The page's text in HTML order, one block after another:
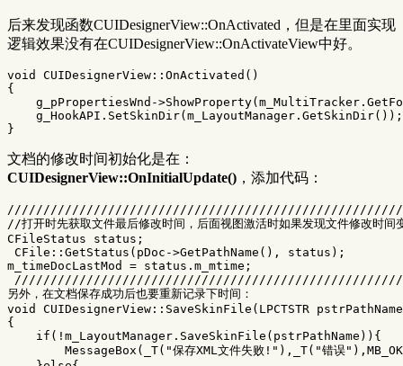
后来发现函数CUIDesignerView::OnActivated，但是在里面实现
逻辑效果没有在CUIDesignerView::OnActivateView中好。
void CUIDesignerView :: OnActivated ()
{
g_pPropertiesWnd ->ShowProperty( m_MultiTracker .
g_HookAPI . SetSkinDir( m_LayoutManager . GetSkinDir());
}
文档的修改时间初始化是在：
CUIDesignerView::OnInitialUpdate() ，添加代码：
//打开时先获取文件最后修改时间，后面视图激活时如果发现文件修改时
CFileStatus
status ;
CFile :: GetStatus ( pDoc ->GetPathName (), status );
m_timeDocLastMod
= status . m_mtime ;
另外，在文档保存成功后也要重新记录下时间：
void
CUIDesignerView :: SaveSkinFile ( LPCTSTR pstrPathName
{
if ( ! m_LayoutManager . SaveSkinFile ( pstrPathName )){
MessageBox ( _T( "保存XML文件失败!" ), _T( "错误" ), MB_OK